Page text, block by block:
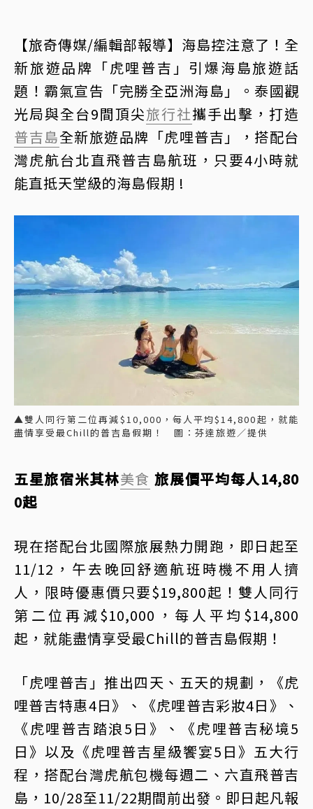
【旅奇傳媒/編輯部報導】海島控注意了！全
新旅遊品牌「虎哩普吉」引爆海島旅遊話
題！霸氣宣告「完勝全亞洲海島」。泰國觀
光局與全台9間頂尖旅行社攜手出擊，打造
普吉島全新旅遊品牌「虎哩普吉」，搭配台
灣虎航台北直飛普吉島航班，只要4小時就
能直抵天堂級的海島假期 !
▲雙人同行第二位再減$10,000，每人平均$14,800起，就能
盡情享受最Chill的普吉島假期！ 圖：芬達旅遊／提供
五星旅宿米其林美食 旅展價平均每人14,80
0起
現在搭配台北國際旅展熱力開跑，即日起至
11/12，午去晚回舒適航班時機不用人擠
人，限時優惠價只要$19,800起！雙人同行
第二位再減$10,000，每人平均$14,800
起，就能盡情享受最Chill的普吉島假期！
「虎哩普吉」推出四天、五天的規劃，《虎
哩普吉特惠4日》、《虎哩普吉彩妝4日》、
《虎哩普吉踏浪5日》、《虎哩普吉秘境5
日》以及《虎哩普吉星級饗宴5日》五大行
程，搭配台灣虎航包機每週二、六直飛普吉
島，10/28至11/22期間前出發。即日起凡報